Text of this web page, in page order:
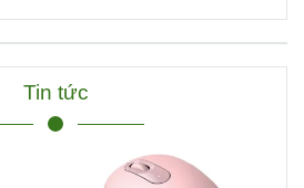
Tin tức